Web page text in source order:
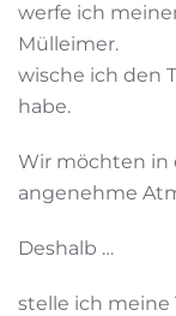
werfe ich
Mülleimer.
wische ich den
habe.
Wir möchten in
angenehme
Deshalb …
stelle ich